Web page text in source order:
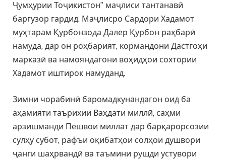
Ҷумҳурии Тоҷикистон” маҷлиси тантанавӣ
баргузор гардид. Маҷлисро Сардори Хадамот
муҳтарам Қурбонзода Далер Қурбон раҳбарӣ
намуда, дар он роҳбарият, кормандони Дастгоҳи
марказӣ ва намояндагони воҳидҳои сохтории
Хадамот иштирок намуданд.
Зимни чорабинӣ баромадкунандагон оид ба
аҳамияти таърихии Ваҳдати миллӣ, саҳми
арзишманди Пешвои миллат дар барқарорсозии
сулҳу субот, рафъи оқибатҳои солҳои душвори
ҷанги шаҳрвандӣ ва таъмини рушди устувори